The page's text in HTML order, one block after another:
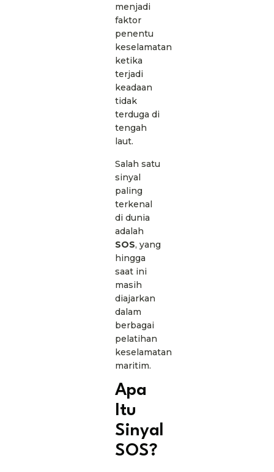
menjadi
faktor
penentu
keselamatan
ketika
terjadi
keadaan
tidak
terduga di
tengah
laut.
Salah satu
sinyal
paling
terkenal
di dunia
adalah
SOS, yang
hingga
saat ini
masih
diajarkan
dalam
berbagai
pelatihan
keselamatan
maritim.
Apa
Itu
Sinyal
SOS?